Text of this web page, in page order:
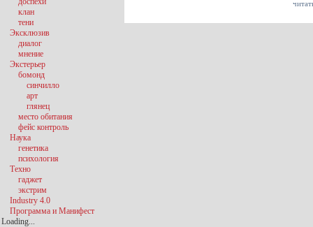
клан
тени
Эксклюзив
диалог
мнение
Экстерьер
бомонд
синчилло
арт
глянец
место обитания
фейс контроль
Наука
генетика
психология
Техно
гаджет
экстрим
Industry 4.0
Программа и Манифест
Loading...